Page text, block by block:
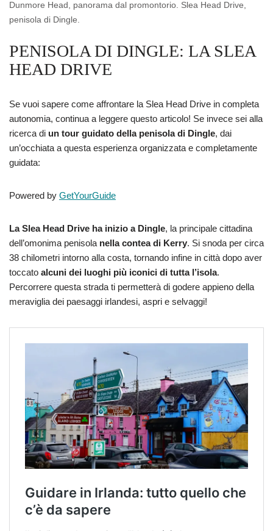
Dunmore Head, panorama dal promontorio. Slea Head Drive,
penisola di Dingle.
PENISOLA DI DINGLE: LA SLEA
HEAD DRIVE
Se vuoi sapere come affrontare la Slea Head Drive in completa
autonomia, continua a leggere questo articolo! Se invece sei alla
ricerca di un tour guidato della penisola di Dingle, dai
un’occhiata a questa esperienza organizzata e completamente
guidata:
Powered by GetYourGuide
La Slea Head Drive ha inizio a Dingle, la principale cittadina
dell’omonima penisola nella contea di Kerry. Si snoda per circa
38 chilometri intorno alla costa, tornando infine in città dopo aver
toccato alcuni dei luoghi più iconici di tutta l’isola.
Percorrere questa strada ti permetterà di godere appieno della
meraviglia dei paesaggi irlandesi, aspri e selvaggi!